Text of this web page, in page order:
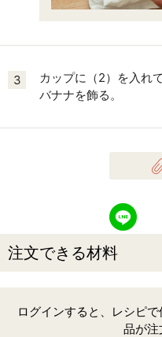
3
カップに（2）を入れ
バナナを飾る。
注文できる材料
ログインすると、レシピ
品が注